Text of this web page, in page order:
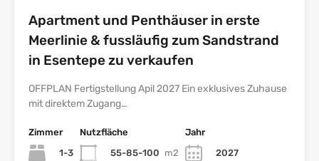
Apartment und Penthäuser in erste
Meerlinie & fussläufig zum Sandstrand
in Esentepe zu verkaufen
OFFPLAN Fertigstellung Apil 2027 Ein exklusives Zuhause
mit direktem Zugang…
Zimmer
1-3
Nutzfläche
55-85-100 m2
Jahr
2027